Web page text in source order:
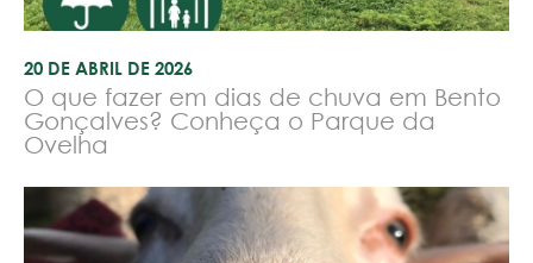
20 DE ABRIL DE 2026
O que fazer em dias de chuva em Bento
Gonçalves? Conheça o Parque da
Ovelha